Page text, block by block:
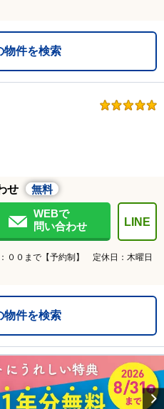
物件を検索
せ
無料
WEBで
問い合わせ
LINE
００まで【予約制】 定休日：木曜日
物件を検索